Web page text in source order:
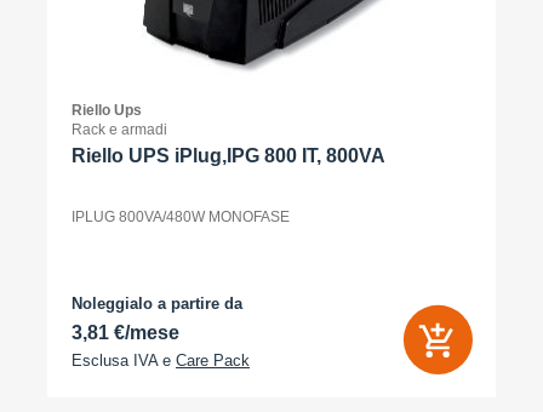
Riello Ups
Rack e armadi
Riello UPS iPlug,IPG 800 IT, 800VA
IPLUG 800VA/480W MONOFASE
Noleggialo a partire da
3,81 €/mese
Esclusa IVA e Care Pack